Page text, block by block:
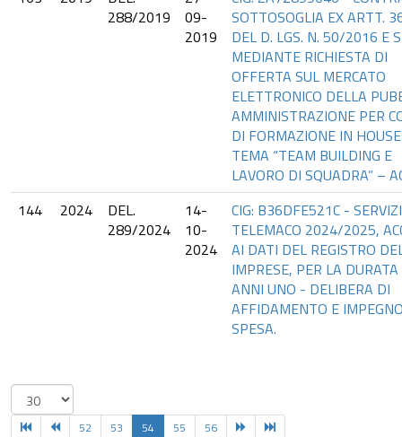
288/2019
09-
2019
SOTTOSOGLIA EX ARTT.
DEL D. LGS. N. 50/2016 E
MEDIANTE RICHIESTA DI
OFFERTA SUL MERCATO
ELETTRONICO DELLA
AMMINISTRAZIONE PER
DI FORMAZIONE IN
TEMA “TEAM BUILDING E
LAVORO DI SQUADRA” –
144
2024
DEL.
289/2024
14-
10-
2024
CIG: B36DFE521C -
TELEMACO 2024/2025,
AI DATI DEL REGISTRO
IMPRESE, PER LA
ANNI UNO - DELIBERA DI
AFFIDAMENTO E
SPESA.
52 53 54 55 56